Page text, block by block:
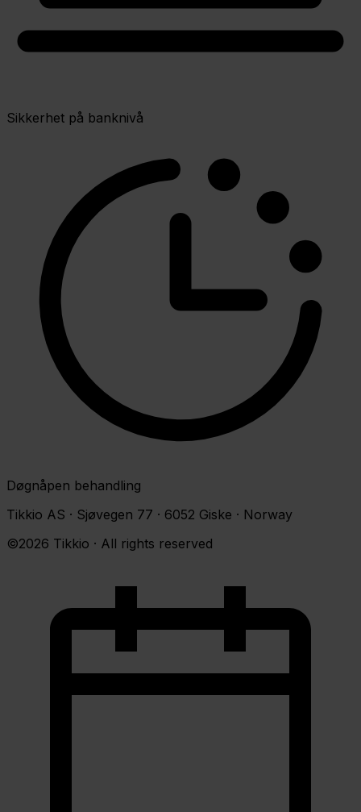
Sikkerhet på banknivå
Døgnåpen behandling
Tikkio AS · Sjøvegen 77 · 6052 Giske · Norway
©2026 Tikkio · All rights reserved